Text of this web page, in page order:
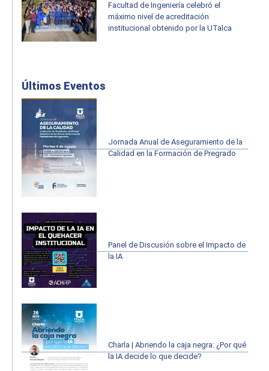
Facultad de Ingeniería celebró el
máximo nivel de acreditación
institucional obtenido por la UTalca
Últimos Eventos
Jornada Anual de Aseguramiento de la
Calidad en la Formación de Pregrado
Panel de Discusión sobre el Impacto de
la IA
Charla | Abriendo la caja negra: ¿Por qué
la IA decide lo que decide?